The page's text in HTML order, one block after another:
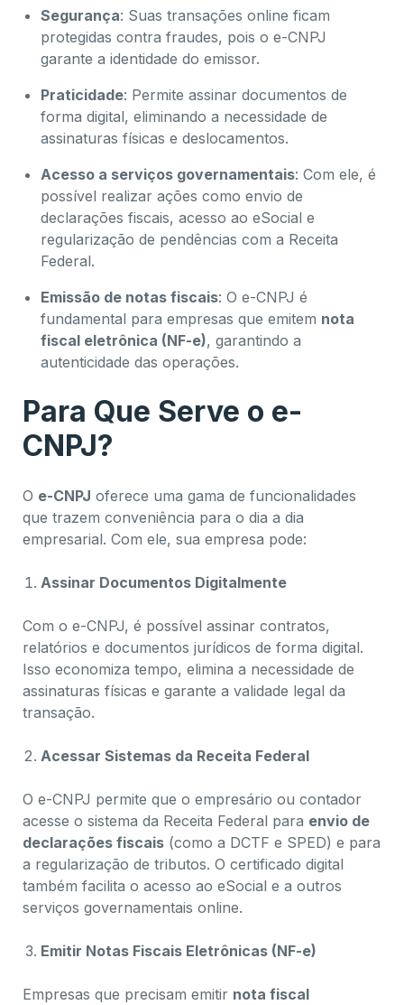
Segurança: Suas transações online ficam
protegidas contra fraudes, pois o e-CNPJ
garante a identidade do emissor.
Praticidade: Permite assinar documentos de
forma digital, eliminando a necessidade de
assinaturas físicas e deslocamentos.
Acesso a serviços governamentais: Com ele, é
possível realizar ações como envio de
declarações fiscais, acesso ao eSocial e
regularização de pendências com a Receita
Federal.
Emissão de notas fiscais: O e-CNPJ é
fundamental para empresas que emitem nota
fiscal eletrônica (NF-e), garantindo a
autenticidade das operações.
Para Que Serve o e-
CNPJ?
O e-CNPJ oferece uma gama de funcionalidades
que trazem conveniência para o dia a dia
empresarial. Com ele, sua empresa pode:
Assinar Documentos Digitalmente
Com o e-CNPJ, é possível assinar contratos,
relatórios e documentos jurídicos de forma digital.
Isso economiza tempo, elimina a necessidade de
assinaturas físicas e garante a validade legal da
transação.
Acessar Sistemas da Receita Federal
O e-CNPJ permite que o empresário ou contador
acesse o sistema da Receita Federal para envio de
declarações fiscais (como a DCTF e SPED) e para
a regularização de tributos. O certificado digital
também facilita o acesso ao eSocial e a outros
serviços governamentais online.
Emitir Notas Fiscais Eletrônicas (NF-e)
Empresas que precisam emitir nota fiscal